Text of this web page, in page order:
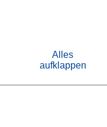
Alles
aufklappen